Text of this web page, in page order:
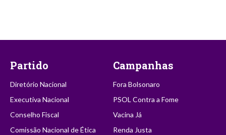
Partido
Diretório Nacional
Executiva Nacional
Conselho Fiscal
Comissão Nacional de Ética
Campanhas
Fora Bolsonaro
PSOL Contra a Fome
Vacina Já
Renda Justa